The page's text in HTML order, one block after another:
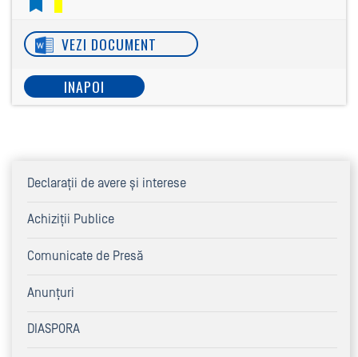
VEZI DOCUMENT
INAPOI
Declaraţii de avere şi interese
Achiziţii Publice
Comunicate de Presă
Anunțuri
DIASPORA